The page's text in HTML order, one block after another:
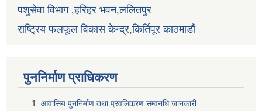
पशुसेवा विभाग ,हरिहर भवन,ललितपुर
राष्ट्रिय फलफूल विकास केन्द्र,किर्तिपूर काठमाडौं
पुननिर्माण प्राधिकरण
आवासिय पुननिर्माण तथा प्रवलिकरण सम्वनधि जानकारी